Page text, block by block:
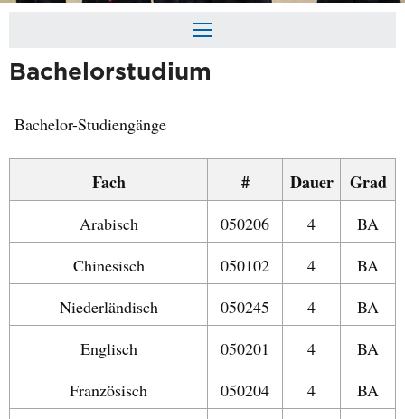
Bachelorstudium
Bachelor-Studiengänge
Fach # Dauer Grad
Arabisch 050206 4
BA
Chinesisch
050102 4
BA
Niederländisch
050245 4
BA
Englisch
050201 4
BA
Französisch
050204 4
BA